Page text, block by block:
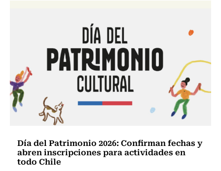
Día del Patrimonio 2026: Confirman fechas y
abren inscripciones para actividades en
todo Chile